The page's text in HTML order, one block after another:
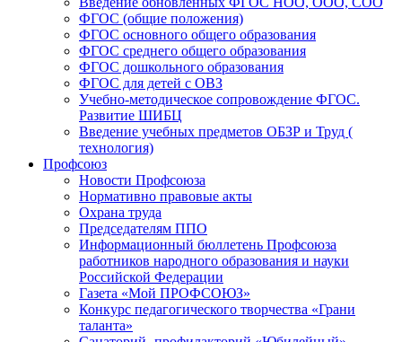
ФГОС (общие положения)
ФГОС основного общего образования
ФГОС среднего общего образования
ФГОС дошкольного образования
ФГОС для детей с ОВЗ
Учебно-методическое сопровождение ФГОС.
Развитие ШИБЦ
Введение учебных предметов ОБЗР и Труд (
технология)
Профсоюз
Новости Профсоюза
Нормативно правовые акты
Охрана труда
Председателям ППО
Информационный бюллетень Профсоюза
работников народного образования и науки
Российской Федерации
Газета «Мой ПРОФСОЮЗ»
Конкурс педагогического творчества «Грани
таланта»